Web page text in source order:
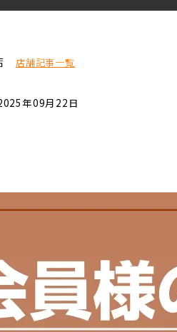
店舗記事一覧
年09月22日